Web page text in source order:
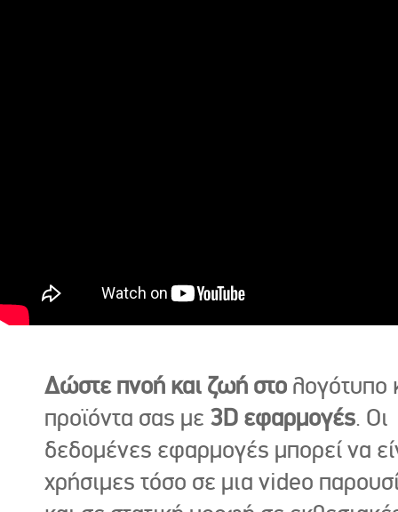
Δώστε πνοή και ζωή στο λογότυπο
προϊόντα σας με 3D εφαρμογές. Οι
δεδομένες εφαρμογές μπορεί να
χρήσιμες τόσο σε μια video